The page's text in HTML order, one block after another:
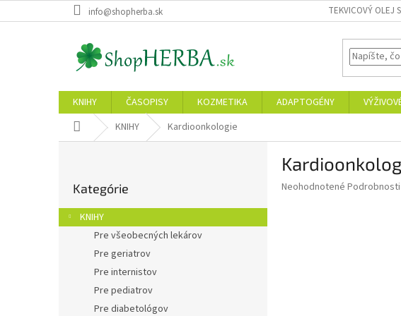
na
info@shopherba.sk TEKVICOVÝ OLEJ
KNIHY ČASOPISY KOZMETIKA ADAPTOGÉNY
DomovKNIHY Kardioonkologie
ý
p
kategórie
Kategórie
KNIHY
Pre všeobecných lekárov
Pre geriatrov
Pre internistov
Pre pediatrov
Pre diabetológov
Priemerné
Neohodnotené